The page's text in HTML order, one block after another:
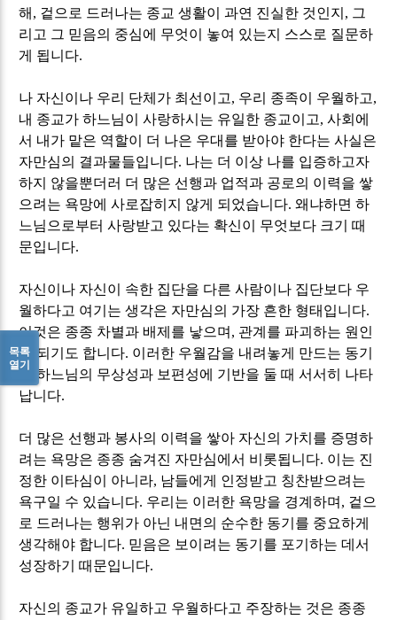
해 , 겉으로 드러나는 종교 생활이 과연 진실한 것인지 , 그
리고 그 믿음의 중심에 무엇이 놓여 있는지 스스로 질문하
게 됩니다.
나 자신이나 우리 단체가 최선이고, 우리 종족이 우월하고,
내 종교가 하느님이 사랑하시는 유일한 종교이고,사회에
서 내가 맡은 역할이 더 나은 우대를 받아야 한다는 사실은
자만심의 결과물들입니다. 나는 더 이상 나를 입증하고자
하지 않을뿐더러 더 많은 선행과 업적과 공로의 이력을 쌓
으려는 욕망에 사로잡히지 않게 되었습니다.왜냐하면 하
느님으로부터 사랑받고 있다는 확신이 무엇보다 크기 때
문입니다.
자신이나 자신이 속한 집단을 다른 사람이나 집단보다 우
월하다고 여기는 생각은 자만심의 가장 흔한 형태입니다.
이것은 종종 차별과 배제를 낳으며 , 관계를 파괴하는 원인
이 되기도 합니다. 이러한 우월감을 내려놓게 만드는 동기
는 하느님의 무상성과 보편성에 기반을 둘 때 서서히 나타
납니다.
더 많은 선행과 봉사의 이력을 쌓아 자신의 가치를 증명하
려는 욕망은 종종 숨겨진 자만심에서 비롯됩니다. 이는 진
정한 이타심이 아니라, 남들에게 인정받고 칭찬받으려는
욕구일 수 있습니다. 우리는 이러한 욕망을 경계하며 , 겉으
로 드러나는 행위가 아닌 내면의 순수한 동기를 중요하게
생각해야 합니다. 믿음은 보이려는 동기를 포기하는 데서
성장하기 때문입니다.
자신의 종교가 유일하고 우월하다고 주장하는 것은 종종
목록
열기